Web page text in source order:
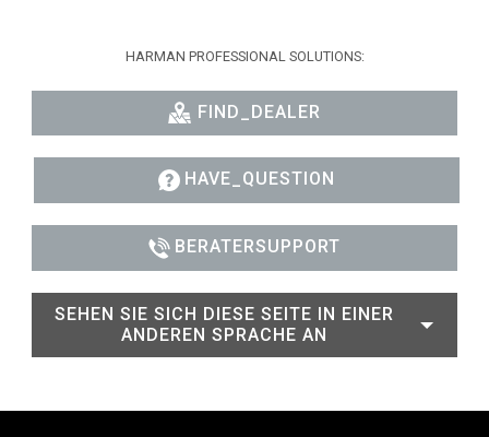
HARMAN PROFESSIONAL SOLUTIONS:
FIND_DEALER
HAVE_QUESTION
BERATERSUPPORT
SEHEN SIE SICH DIESE SEITE IN EINER
ANDEREN SPRACHE AN